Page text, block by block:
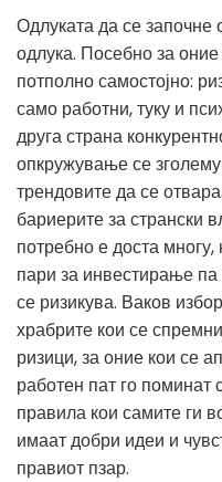
Одлуката да се започне
одлука. Посебно за
потполно самостојно:
само работни, туку и
друга страна
опкружување се
трендовите да се
бариерите за странски
потребно е доста
пари за инвестирање
се ризикува. Ваков
храбрите кои се
ризици, за оние кои се
работен пат го
правила кои самите ги
имаат добри идеи и
правиот пзар.